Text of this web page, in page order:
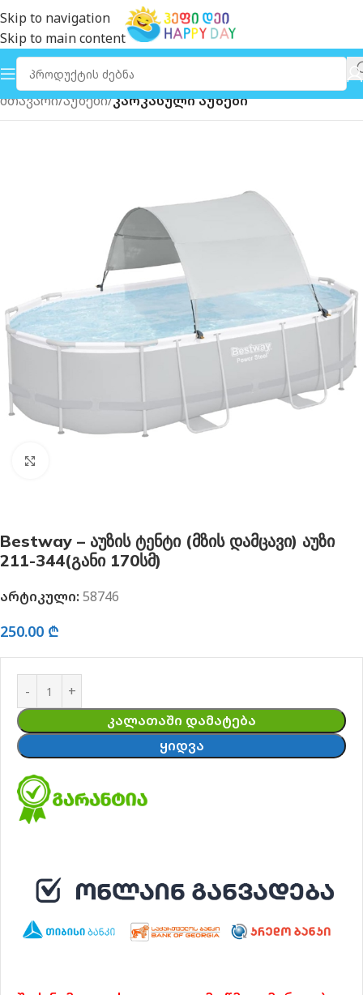
Skip to navigation
Skip to main content
მთავარი აუზები კარკასული აუზები
Bestway – აუზის ტენტი (მზის დამცავი) აუზი
211-344(განი 170სმ)
არტიკული: 58746
250.00 ₾
ᲙᲐᲚᲐᲗᲐᲨᲘ ᲓᲐᲛᲐᲢᲔᲑᲐ
ᲧᲘᲓᲕᲐ